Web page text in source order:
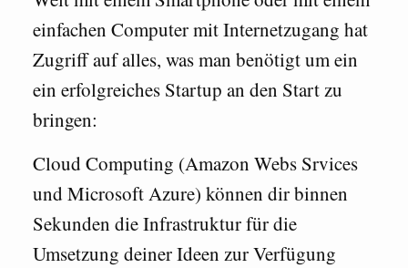
einfachen Computer mit Internetzugang hat
Zugriff auf alles, was man benötigt um ein
ein erfolgreiches Startup an den Start zu
bringen:
Cloud Computing (Amazon Webs Srvices
und Microsoft Azure) können dir binnen
Sekunden die Infrastruktur für die
Umsetzung deiner Ideen zur Verfügung